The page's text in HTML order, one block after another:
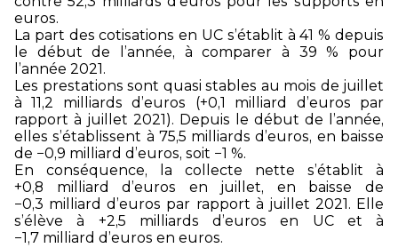
euros.
La part des cotisations en UC s’établit à 41 % depuis
le début de l’année, à comparer à 39 % pour
l’année 2021.
Les prestations sont quasi stables au mois de juillet
à 11,2 milliards d’euros (+0,1 milliard d’euros par
rapport à juillet 2021). Depuis le début de l’année,
elles s’établissent à 75,5 milliards d’euros, en baisse
de −0,9 milliard d’euros, soit −1 %.
En conséquence, la collecte nette s’établit à
+0,8 milliard d’euros en juillet, en baisse de
−0,3 milliard d’euros par rapport à juillet 2021. Elle
s’élève à +2,5 milliards d’euros en UC et à
−1,7 milliard d’euros en euros.